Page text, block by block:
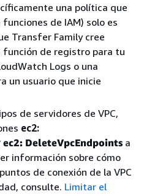
una política que
de IAM) solo es
Transfer Family cree
de registro para tu
Logs o una
un usuario que inicie
de servidores de VPC,
ec2:
ec2: DeleteVpcEndpoints a
información sobre cómo
de conexión de la VPC
consulte. Limitar el